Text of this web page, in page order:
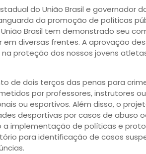
do União Brasil e governador
da promoção de políticas
Brasil tem demonstrado seu
em diversas frentes. A aprovação
proteção dos nossos jovens
de dois terços das penas para
por professores, instrutores
ou esportivos. Além disso, o
desportivas por casos de abuso
a implementação de políticas e
para identificação de casos